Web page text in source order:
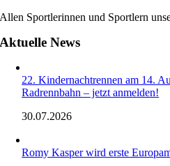
Allen Sportlerinnen und Sportlern
Aktuelle News
22. Kindernachtrennen am 14.
Radrennbahn – jetzt anmelden!
30.07.2026
Romy Kasper wird erste